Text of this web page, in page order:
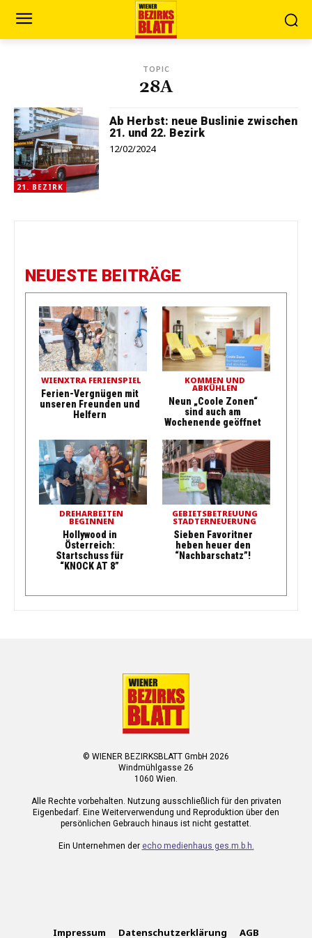
TOPIC
28A
21. BEZIRK
Ab Herbst: neue Buslinie zwischen
21. und 22. Bezirk
12/02/2024
NEUESTE BEITRÄGE
WIENXTRA FERIENSPIEL
Ferien-Vergnügen mit
unseren Freunden und
Helfern
KOMMEN UND
ABKÜHLEN
Neun „Coole Zonen“
sind auch am
Wochenende geöffnet
DREHARBEITEN
BEGINNEN
Hollywood in
Österreich:
Startschuss für
“KNOCK AT 8”
GEBIETSBETREUUNG
STADTERNEUERUNG
Sieben Favoritner
heben heuer den
“Nachbarschatz”!
© WIENER BEZIRKSBLATT GmbH 2026
Windmühlgasse 26
1060 Wien.
Alle Rechte vorbehalten. Nutzung ausschließlich für den privaten
Eigenbedarf. Eine Weiterverwendung und Reproduktion über den
persönlichen Gebrauch hinaus ist nicht gestattet.
Ein Unternehmen der echo medienhaus ges.m.b.h.
Impressum Datenschutzerklärung AGB